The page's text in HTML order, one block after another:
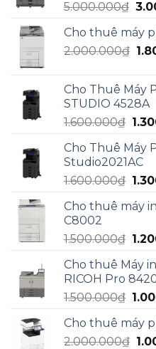
5.000.000₫ Giá
là:
Cho thuê máy
2.000.000₫ Giá
Cho Thuê Máy
STUDIO 4528A
1.600.000₫ Giá
là:
Cho Thuê Máy
Studio2021AC
1.600.000₫ Giá
là:
Cho thuê máy
C8002
1.500.000₫ Giá
là:
Cho thuê Máy
RICOH Pro
1.500.000₫ Giá
là:
Cho thuê máy
2.000.000₫ Giá